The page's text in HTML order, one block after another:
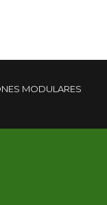
MODULARES